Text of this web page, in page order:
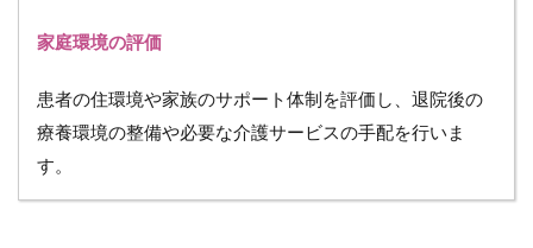
ン
リ
ッ
家庭環境の評価
患者の住環境や家族のサポート体制を評価し、退院後の
療養環境の整備や必要な介護サービスの手配を行いま
す。